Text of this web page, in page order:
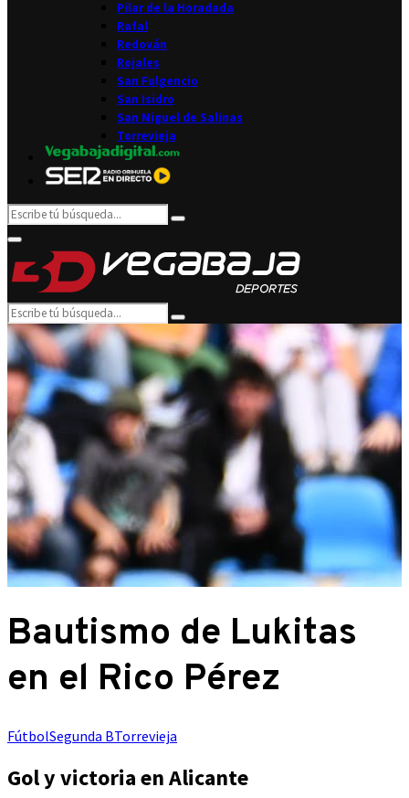
Pilar de la Horadada
Rafal
Redován
Rojales
San Fulgencio
San Isidro
San Miguel de Salinas
Torrevieja
Search
for:
Search
Primary
Menu
Search
for:
Search
Bautismo de Lukitas
en el Rico Pérez
FútbolSegunda BTorrevieja
Gol y victoria en Alicante